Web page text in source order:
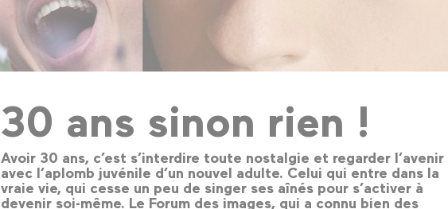
30 ans sinon rien !
Avoir 30 ans, c’est s’interdire toute nostalgie et regarder l’avenir
avec l’aplomb juvénile d’un nouvel adulte. Celui qui entre dans la
vraie vie, qui cesse un peu de singer ses aînés pour s’activer à
devenir soi-même. Le Forum des images, qui a connu bien des